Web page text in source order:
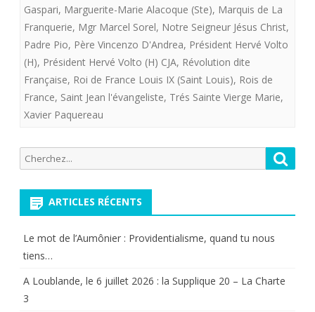
“du
Dr
Luigi
Gaspari.
Fontevraud
Gaspari, Marguerite-Marie Alacoque (Ste), Marquis de La
Franquerie, Mgr Marcel Sorel, Notre Seigneur Jésus Christ,
Padre Pio, Père Vincenzo D'Andrea, Président Hervé Volto
(H), Président Hervé Volto (H) CJA, Révolution dite
Française, Roi de France Louis IX (Saint Louis), Rois de
France, Saint Jean l'évangeliste, Trés Sainte Vierge Marie,
Xavier Paquereau
Recherche
pour:
ARTICLES RÉCENTS
Le mot de l’Aumônier : Providentialisme, quand tu nous
tiens…
A Loublande, le 6 juillet 2026 : la Supplique 20 – La Charte
3